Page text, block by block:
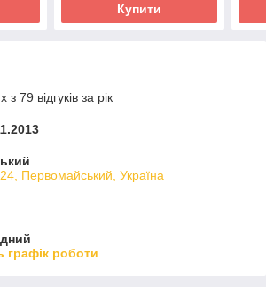
Купити
79 відгуків за рік
Первомайський, Україна
графік роботи